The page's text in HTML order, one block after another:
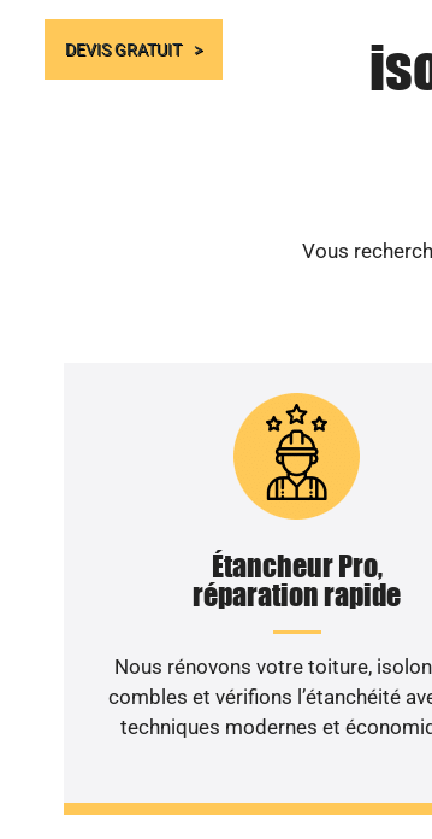
DEVIS GRATUIT
Vous
Étancheur Pro,
réparation rapide
Nous rénovons votre toiture,
combles et vérifions l’étanchéité
techniques modernes et